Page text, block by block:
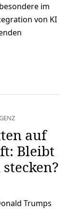
im
von KI
auf
Bleibt
Trumps